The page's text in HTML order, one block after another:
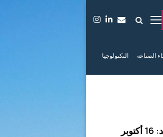
الصناعة التكنولوجيا